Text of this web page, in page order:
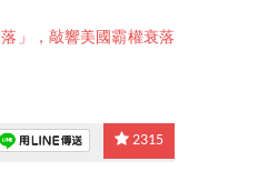
」，敲響美國霸權衰落
2315